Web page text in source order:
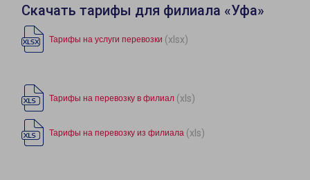
Скачать тарифы для филиала «Уфа»
Тарифы на услуги перевозки (xlsx)
Тарифы на перевозку в филиал (xls)
Тарифы на перевозку из филиала (xls)